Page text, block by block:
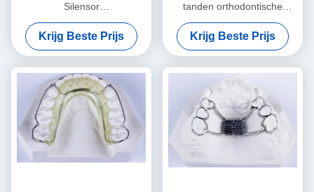
Silensor
Orthodontieapparaat Anti-
snurken mondstuk
Krijg Beste Prijs
tanden orthodontische
retainer professionele
heldere retainer
Krijg Beste Prijs